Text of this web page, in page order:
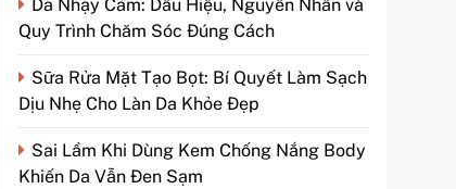
Da Nhạy Cảm: Dấu Hiệu, Nguyên Nhân và
Quy Trình Chăm Sóc Đúng Cách
Sữa Rửa Mặt Tạo Bọt: Bí Quyết Làm Sạch
Dịu Nhẹ Cho Làn Da Khỏe Đẹp
Sai Lầm Khi Dùng Kem Chống Nắng Body
Khiến Da Vẫn Đen Sạm